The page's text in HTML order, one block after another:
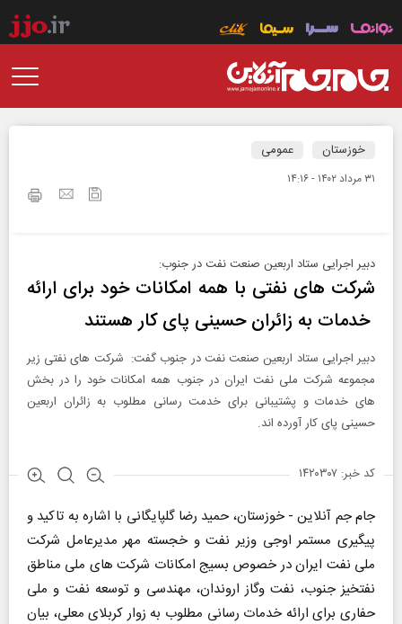
خوزستان عمومی
۳۱ مرداد ۱۴۰۲ - ۱۴:۱۶
دبیر اجرایی ستاد اربعین صنعت نفت در جنوب:
شرکت های نفتی با همه امکانات خود برای ارائه
خدمات به زائران حسینی پای کار هستند
دبیر اجرایی ستاد اربعین صنعت نفت در جنوب گفت: شرکت های نفتی زیر
مجموعه شرکت ملی نفت ایران در جنوب همه امکانات خود را در بخش
های خدمات و پشتیبانی برای خدمت رسانی مطلوب به زائران اربعین
حسینی پای کار آورده اند.
کد خبر: ۱۴۲۰۳۰۷
جام جم آنلاین - خوزستان، حمید رضا گلپایگانی با اشاره به تاکید و
پیگیری مستمر اوجی وزیر نفت و خجسته مهر مدیرعامل شرکت
ملی نفت ایران در خصوص بسیج امکانات شرکت های ملی مناطق
نفتخیز جنوب، نفت وگاز اروندان، مهندسی و توسعه نفت و ملی
حفاری برای ارائه خدمات رسانی مطلوب به زوار کربلای معلی، بیان